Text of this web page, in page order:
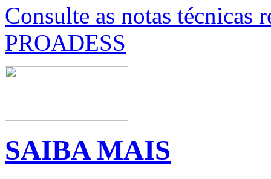
Consulte as notas técnicas
PROADESS
SAIBA MAIS